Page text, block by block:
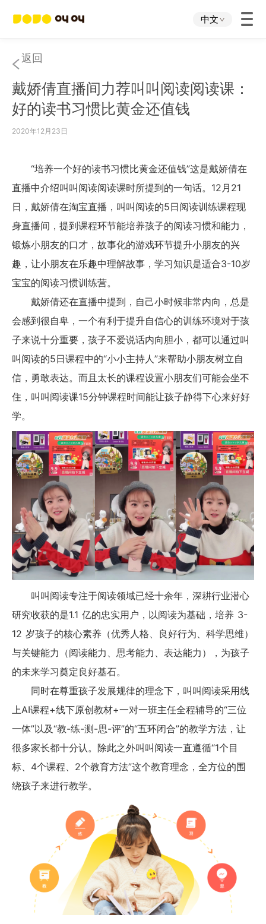
中文
首页
叫叫App
叫叫IP
关于我们
下载中心
投资者关系
返回
戴娇倩直播间力荐叫叫阅读阅读课：
好的读书习惯比黄金还值钱
2020年12月23日
“培养一个好的读书习惯比黄金还值钱”这是戴娇倩在
直播中介绍叫叫阅读阅读课时所提到的一句话。12月21
日，戴娇倩在淘宝直播，叫叫阅读的5日阅读训练课程现
身直播间，提到课程环节能培养孩子的阅读习惯和能力，
锻炼小朋友的口才，故事化的游戏环节提升小朋友的兴
趣，让小朋友在乐趣中理解故事，学习知识是适合3-10岁
宝宝的阅读习惯训练营。
戴娇倩还在直播中提到，自己小时候非常内向，总是
会感到很自卑，一个有利于提升自信心的训练环境对于孩
子来说十分重要，孩子不爱说话内向胆小，都可以通过叫
叫阅读的5日课程中的“小小主持人”来帮助小朋友树立自
信，勇敢表达。而且太长的课程设置小朋友们可能会坐不
住，叫叫阅读课15分钟课程时间能让孩子静得下心来好好
学。
叫叫阅读专注于阅读领域已经十余年，深耕行业潜心
研究收获的是1.1 亿的忠实用户，以阅读为基础，培养 3-
12 岁孩子的核心素养（优秀人格、良好行为、科学思维）
与关键能力（阅读能力、思考能力、表达能力），为孩子
的未来学习奠定良好基石。
同时在尊重孩子发展规律的理念下，叫叫阅读采用线
上AI课程+线下原创教材+一对一班主任全程辅导的“三位
一体”以及“教-练-测-思-评”的“五环闭合”的教学方法，让
很多家长都十分认。除此之外叫叫阅读一直遵循“1个目
标、4个课程、2个教育方法”这个教育理念，全方位的围
绕孩子来进行教学。